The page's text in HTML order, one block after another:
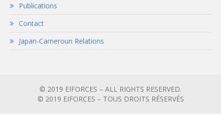
Publications
Contact
Japan-Cameroun Relations
© 2019 EIFORCES – ALL RIGHTS RESERVED.
© 2019 EIFORCES – TOUS DROITS RÉSERVÉS